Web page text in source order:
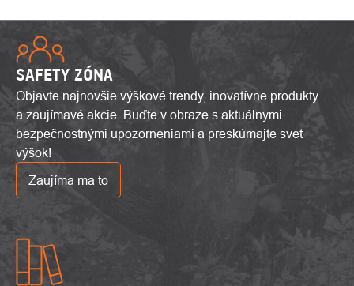
SAFETY ZÓNA
Objavte najnovšie výškové trendy, inovatívne produkty
a zaujímavé akcie. Buďte v obraze s aktuálnymi
bezpečnostnými upozorneniami a preskúmajte svet
výšok!
Zaujíma ma to